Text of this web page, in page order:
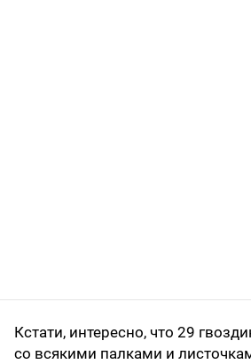
Кстати, интересно, что 29
со всякими палками и